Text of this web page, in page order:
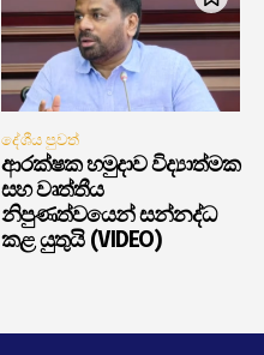
දේශීය පුවත්
ආරක්ෂක හමුදාව විද්‍යාත්මක
සහ වෘත්තීය
නිපුණත්වයෙන් සන්නද්ධ
කළ යුතුයි (VIDEO)